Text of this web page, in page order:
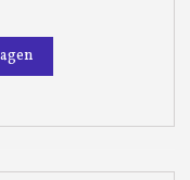
elke verwijzing
€5 korting
in Nederland